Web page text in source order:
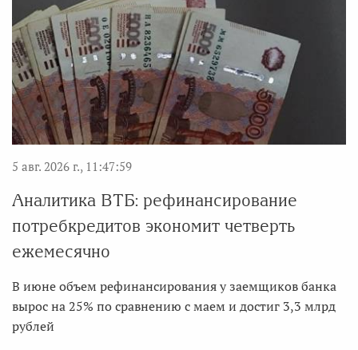
5 авг. 2026 г., 11:47:59
Аналитика ВТБ: рефинансирование
потребкредитов экономит четверть
ежемесячно
В июне объем рефинансирования у заемщиков банка
вырос на 25% по сравнению с маем и достиг 3,3 млрд
рублей